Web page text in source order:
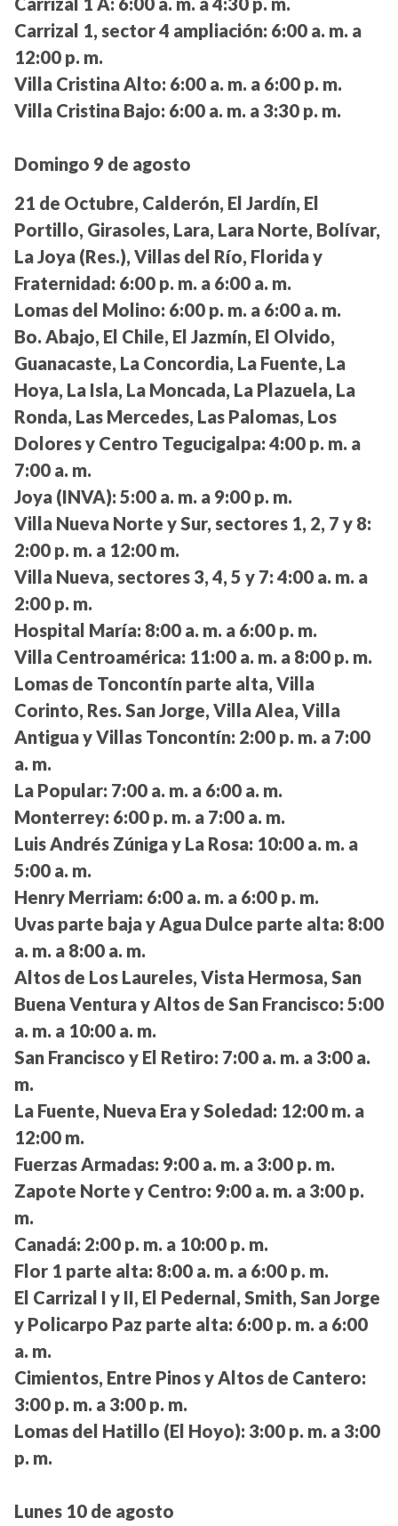
Carrizal 1, sector 4 ampliación: 6:00 a. m. a
12:00 p. m.
Villa Cristina Alto: 6:00 a. m. a 6:00 p. m.
Villa Cristina Bajo: 6:00 a. m. a 3:30 p. m.
Domingo 9 de agosto
21 de Octubre, Calderón, El Jardín, El
Portillo, Girasoles, Lara, Lara Norte, Bolívar,
La Joya (Res.), Villas del Río, Florida y
Fraternidad: 6:00 p. m. a 6:00 a. m.
Lomas del Molino: 6:00 p. m. a 6:00 a. m.
Bo. Abajo, El Chile, El Jazmín, El Olvido,
Guanacaste, La Concordia, La Fuente, La
Hoya, La Isla, La Moncada, La Plazuela, La
Ronda, Las Mercedes, Las Palomas, Los
Dolores y Centro Tegucigalpa: 4:00 p. m. a
7:00 a. m.
Joya (INVA): 5:00 a. m. a 9:00 p. m.
Villa Nueva Norte y Sur, sectores 1, 2, 7 y 8:
2:00 p. m. a 12:00 m.
Villa Nueva, sectores 3, 4, 5 y 7: 4:00 a. m. a
2:00 p. m.
Hospital María: 8:00 a. m. a 6:00 p. m.
Villa Centroamérica: 11:00 a. m. a 8:00 p. m.
Lomas de Toncontín parte alta, Villa
Corinto, Res. San Jorge, Villa Alea, Villa
Antigua y Villas Toncontín: 2:00 p. m. a 7:00
a. m.
La Popular: 7:00 a. m. a 6:00 a. m.
Monterrey: 6:00 p. m. a 7:00 a. m.
Luis Andrés Zúniga y La Rosa: 10:00 a. m. a
5:00 a. m.
Henry Merriam: 6:00 a. m. a 6:00 p. m.
Uvas parte baja y Agua Dulce parte alta: 8:00
a. m. a 8:00 a. m.
Altos de Los Laureles, Vista Hermosa, San
Buena Ventura y Altos de San Francisco: 5:00
a. m. a 10:00 a. m.
San Francisco y El Retiro: 7:00 a. m. a 3:00 a.
m.
La Fuente, Nueva Era y Soledad: 12:00 m. a
12:00 m.
Fuerzas Armadas: 9:00 a. m. a 3:00 p. m.
Zapote Norte y Centro: 9:00 a. m. a 3:00 p.
m.
Canadá: 2:00 p. m. a 10:00 p. m.
Flor 1 parte alta: 8:00 a. m. a 6:00 p. m.
El Carrizal I y II, El Pedernal, Smith, San Jorge
y Policarpo Paz parte alta: 6:00 p. m. a 6:00
a. m.
Cimientos, Entre Pinos y Altos de Cantero:
3:00 p. m. a 3:00 p. m.
Lomas del Hatillo (El Hoyo): 3:00 p. m. a 3:00
p. m.
Lunes 10 de agosto